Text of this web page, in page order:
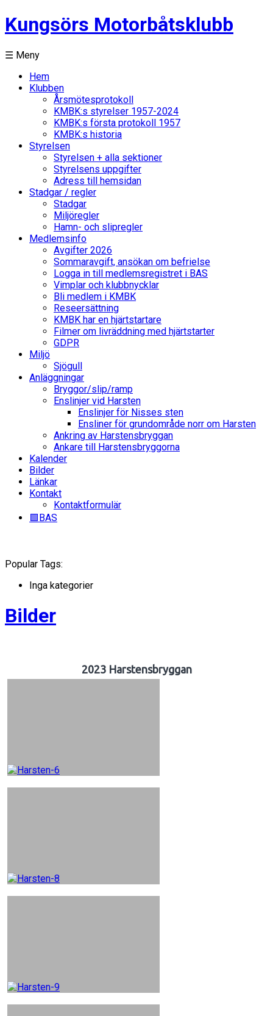
Kungsörs Motorbåtsklubb
☰ Meny
Hem
Klubben
Årsmötesprotokoll
KMBK:s styrelser 1957-2024
KMBK:s första protokoll 1957
KMBK:s historia
Styrelsen
Styrelsen + alla sektioner
Styrelsens uppgifter
Adress till hemsidan
Stadgar / regler
Stadgar
Miljöregler
Hamn- och slipregler
Medlemsinfo
Avgifter 2026
Sommaravgift, ansökan om befrielse
Logga in till medlemsregistret i BAS
Vimplar och klubbnycklar
Bli medlem i KMBK
Reseersättning
KMBK har en hjärtstartare
Filmer om livräddning med hjärtstarter
GDPR
Miljö
Sjögull
Anläggningar
Bryggor/slip/ramp
Enslinjer vid Harsten
Enslinjer för Nisses sten
Ensliner för grundområde norr om Harsten
Ankring av Harstensbryggan
Ankare till Harstensbryggorna
Kalender
Bilder
Länkar
Kontakt
Kontaktformulär
🟩BAS
Popular Tags:
Inga kategorier
Bilder
2023 Harstensbryggan